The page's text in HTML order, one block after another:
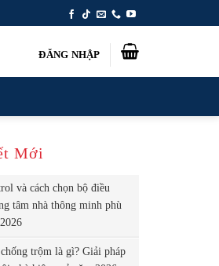
ĐĂNG NHẬP
Mới
và cách chọn bộ điều
tâm nhà thông minh phù
trộm là gì? Giải pháp